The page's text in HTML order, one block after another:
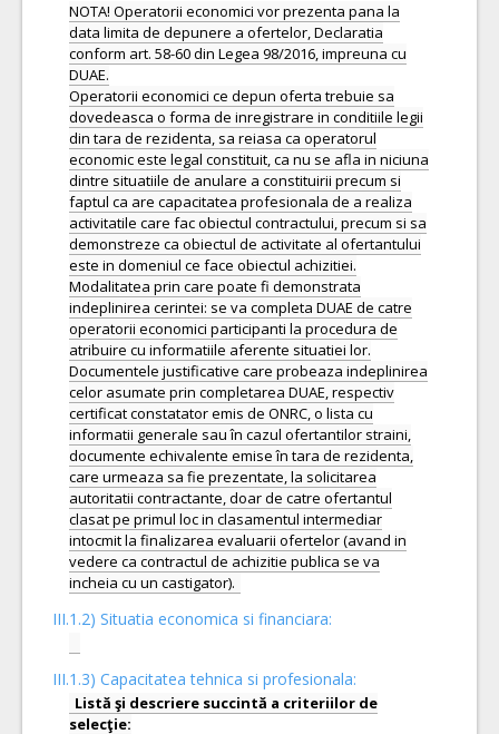
NOTA! Operatorii economici vor prezenta pana la
data limita de depunere a ofertelor, Declaratia
conform art. 58-60 din Legea 98/2016, impreuna cu
DUAE.
Operatorii economici ce depun oferta trebuie sa
dovedeasca o forma de inregistrare in conditiile legii
din tara de rezidenta, sa reiasa ca operatorul
economic este legal constituit, ca nu se afla in niciuna
dintre situatiile de anulare a constituirii precum si
faptul ca are capacitatea profesionala de a realiza
activitatile care fac obiectul contractului, precum si sa
demonstreze ca obiectul de activitate al ofertantului
este in domeniul ce face obiectul achizitiei.
Modalitatea prin care poate fi demonstrata
indeplinirea cerintei: se va completa DUAE de catre
operatorii economici participanti la procedura de
atribuire cu informatiile aferente situatiei lor.
Documentele justificative care probeaza indeplinirea
celor asumate prin completarea DUAE, respectiv
certificat constatator emis de ONRC, o lista cu
informatii generale sau în cazul ofertantilor straini,
documente echivalente emise în tara de rezidenta,
care urmeaza sa fie prezentate, la solicitarea
autoritatii contractante, doar de catre ofertantul
clasat pe primul loc in clasamentul intermediar
intocmit la finalizarea evaluarii ofertelor (avand in
vedere ca contractul de achizitie publica se va
III.1.2) Situatia economica si financiara:
III.1.3) Capacitatea tehnica si profesionala:
Listă şi descriere succintă a criteriilor de